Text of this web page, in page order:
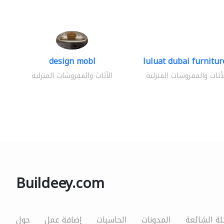
design mobl
الأثاث والمفروشات المنزلية
luluat dubai
والمفروشات المنزلية
Buildeey.com
حول إضافة عمل الحاسبات المدونات الشائعة